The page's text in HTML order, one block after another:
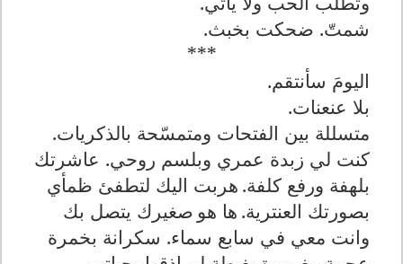
شمتّ. ضحكت بخبث.
***
اليومَ سأنتقم.
بلا عنعنات.
متسللة بين الفتحات ومتمسّحة بالذكريات.
كنت لي زبدة عمري وبلسم روحي. عاشرتك
بلهفة ورفع كلفة. هربت اليك لتطفئ ظمأي
بصورتك العنترية. ها هو صغيرك يتصل بك
وانت معي في سابع سماء. سكرانة بخمرة